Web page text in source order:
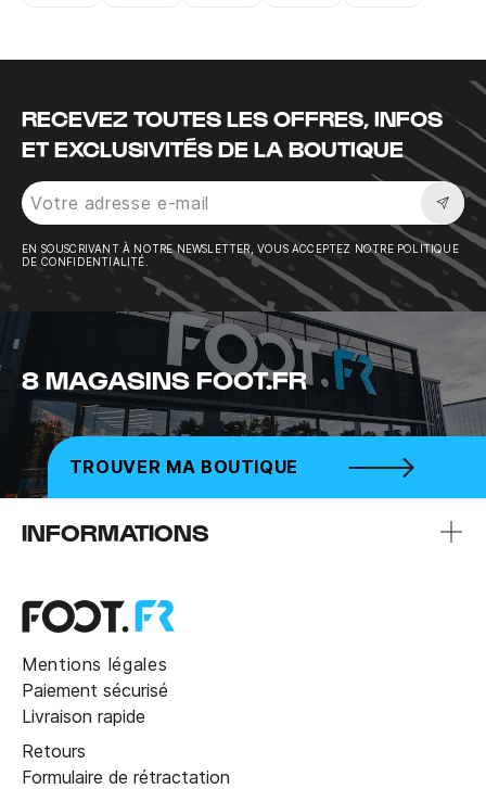
RECEVEZ TOUTES LES OFFRES, INFOS
ET EXCLUSIVITÉS DE LA BOUTIQUE
EN SOUSCRIVANT À NOTRE NEWSLETTER, VOUS ACCEPTEZ NOTRE POLITIQUE
DE CONFIDENTIALITÉ.
8 MAGASINS FOOT.FR
TROUVER MA BOUTIQUE
INFORMATIONS
Mentions légales
Paiement sécurisé
Livraison rapide
Retours
Formulaire de rétractation